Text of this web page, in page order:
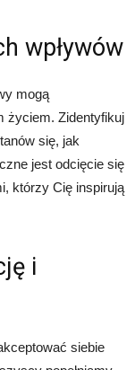
wpływów
mogą
życiem. Zidentyfikuj
się, jak
jest odcięcie się
którzy Cię inspirują
i
siebie